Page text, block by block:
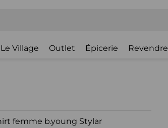
Le Village Outlet Épicerie Revendre
femme b.young Stylar